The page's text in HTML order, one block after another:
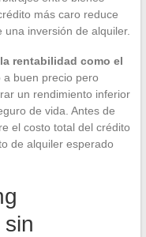
más caro reduce
inversión de alquiler.
rentabilidad como el
a buen precio pero
un rendimiento inferior
de vida. Antes de
el costo total del crédito
de alquiler esperado